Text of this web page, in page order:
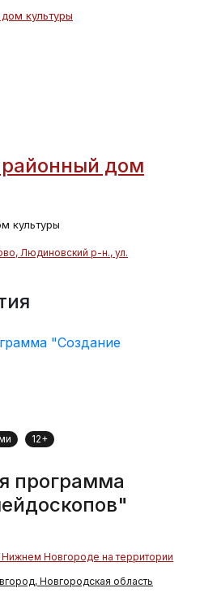
дом
культуры
Людиновский р-н., ул.
12+
программа
Нижнем Новгороде на территории
Новгородская область